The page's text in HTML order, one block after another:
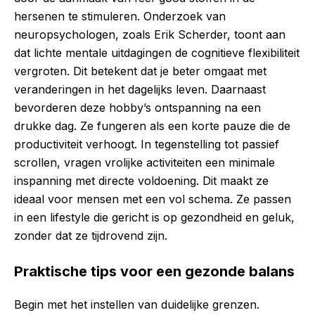
hersenen te stimuleren. Onderzoek van
neuropsychologen, zoals Erik Scherder, toont aan
dat lichte mentale uitdagingen de cognitieve flexibiliteit
vergroten. Dit betekent dat je beter omgaat met
veranderingen in het dagelijks leven. Daarnaast
bevorderen deze hobby’s ontspanning na een
drukke dag. Ze fungeren als een korte pauze die de
productiviteit verhoogt. In tegenstelling tot passief
scrollen, vragen vrolijke activiteiten een minimale
inspanning met directe voldoening. Dit maakt ze
ideaal voor mensen met een vol schema. Ze passen
in een lifestyle die gericht is op gezondheid en geluk,
zonder dat ze tijdrovend zijn.
Praktische tips voor een gezonde balans
Begin met het instellen van duidelijke grenzen.